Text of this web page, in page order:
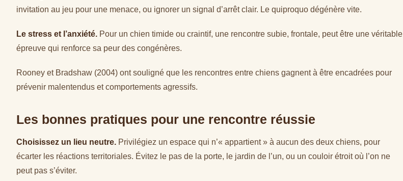
invitation au jeu pour une menace, ou ignorer un signal d’arrêt clair. Le quiproquo dégénère vite.
Le stress et l’anxiété. Pour un chien timide ou craintif, une rencontre subie, frontale, peut être une véritable
épreuve qui renforce sa peur des congénères.
Rooney et Bradshaw (2004) ont souligné que les rencontres entre chiens gagnent à être encadrées pour
prévenir malentendus et comportements agressifs.
Les bonnes pratiques pour une rencontre réussie
Choisissez un lieu neutre. Privilégiez un espace qui n’« appartient » à aucun des deux chiens, pour
écarter les réactions territoriales. Évitez le pas de la porte, le jardin de l’un, ou un couloir étroit où l’on ne
peut pas s’éviter.